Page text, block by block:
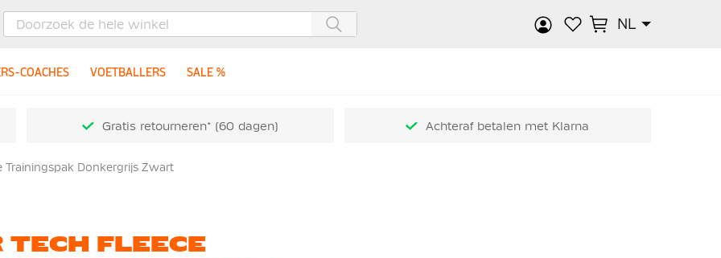
NL
COACHES VOETBALLERS SALE %
Gratis retourneren* (60 dagen) Achteraf betalen met Klarna
Trainingspak Donkergrijs Zwart
FLEECE